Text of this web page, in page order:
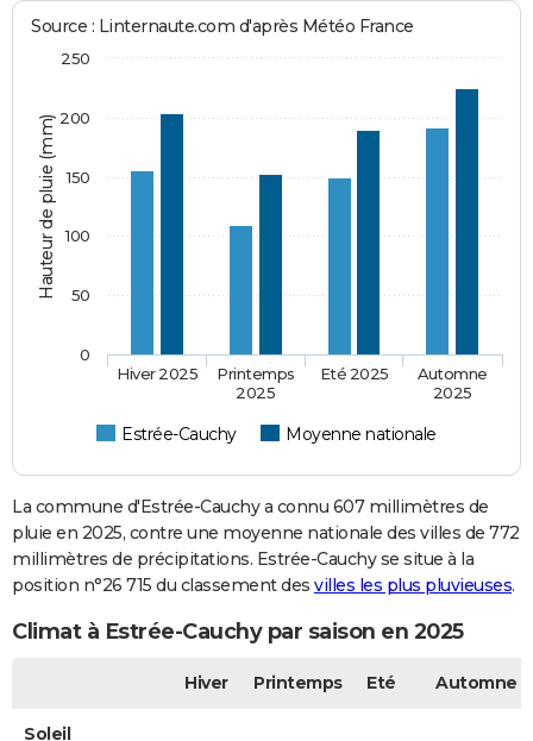
Hauteur de pluie (mm)
Source : Linternaute.com d'après Météo France
Estrée-Cauchy Moyenne nationale
Hiver 2025
Printemps
2025
Eté 2025
Automne
2025
0
50
100
150
200
250
La commune d'Estrée-Cauchy a connu 607 millimètres de
pluie en 2025, contre une moyenne nationale des villes de 772
millimètres de précipitations. Estrée-Cauchy se situe à la
position n°26 715 du classement des villes les plus pluvieuses.
Climat à Estrée-Cauchy par saison en 2025
Hiver Printemps Eté Automne
Soleil